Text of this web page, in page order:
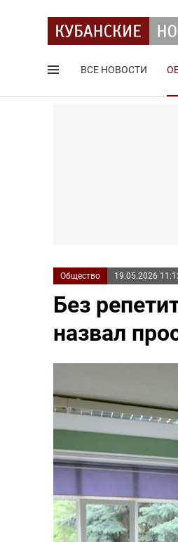
ВСЕ НОВОСТИ
Общество 19.05.2026
Без
назвал